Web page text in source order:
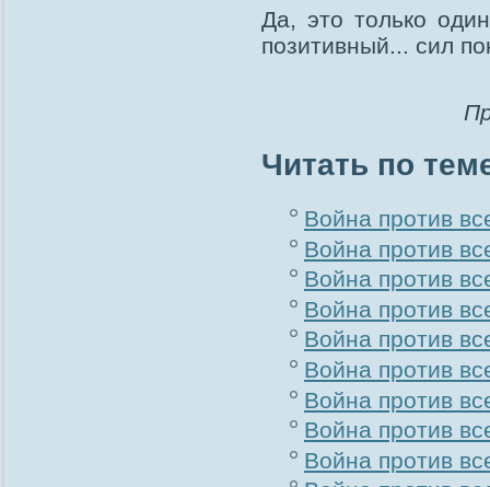
Да, это только
позитивный... сил
Читать по
Война против
Война против
Война против
Война против
Война против
Война против
Война против
Война против
Война против